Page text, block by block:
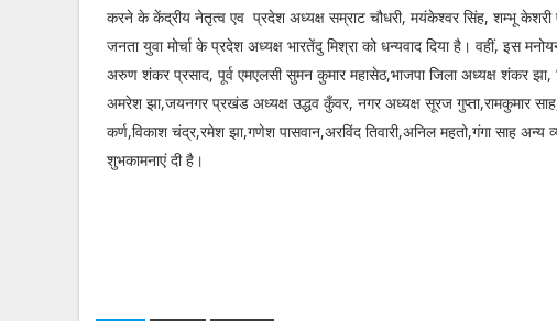
करने के केंद्रीय नेतृत्व एव प्रदेश अध्यक्ष सम्राट चौधरी, मयंकेश्वर सिंह, शम्भू केशरी
जनता युवा मोर्चा के प्रदेश अध्यक्ष भारतेंदु मिश्रा को धन्यवाद दिया है। वहीं, इस
अरुण शंकर प्रसाद, पूर्व एमएलसी सुमन कुमार महासेठ,भाजपा जिला अध्यक्ष शंकर झा,
अमरेश झा,जयनगर प्रखंड अध्यक्ष उद्धव कुँवर, नगर अध्यक्ष सूरज गुप्ता,रामकुमार
कर्ण,विकाश चंद्र,रमेश झा,गणेश पासवान,अरविंद तिवारी,अनिल महतो,गंगा साह अन्य
शुभकामनाएं दी है।